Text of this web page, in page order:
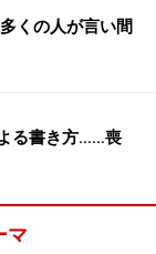
く悪いとも思わ
。卑屈な振る
す。
い」などのよう
う点で、平気
くの人が言い間
る書き方……喪
マ